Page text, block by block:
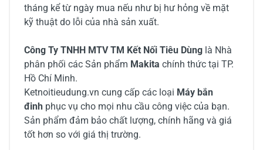
tháng kể từ ngày mua nếu như bị hư hỏng về mặt
kỹ thuật do lỗi của nhà sản xuất.
Công Ty TNHH MTV TM Kết Nối Tiêu Dùng là Nhà
phân phối các Sản phẩm Makita chính thức tại TP.
Hồ Chí Minh.
Ketnoitieudung.vn cung cấp các loại Máy bắn
đinh phục vụ cho mọi nhu cầu công việc của bạn.
Sản phẩm đảm bảo chất lượng, chính hãng và giá
tốt hơn so với giá thị trường.